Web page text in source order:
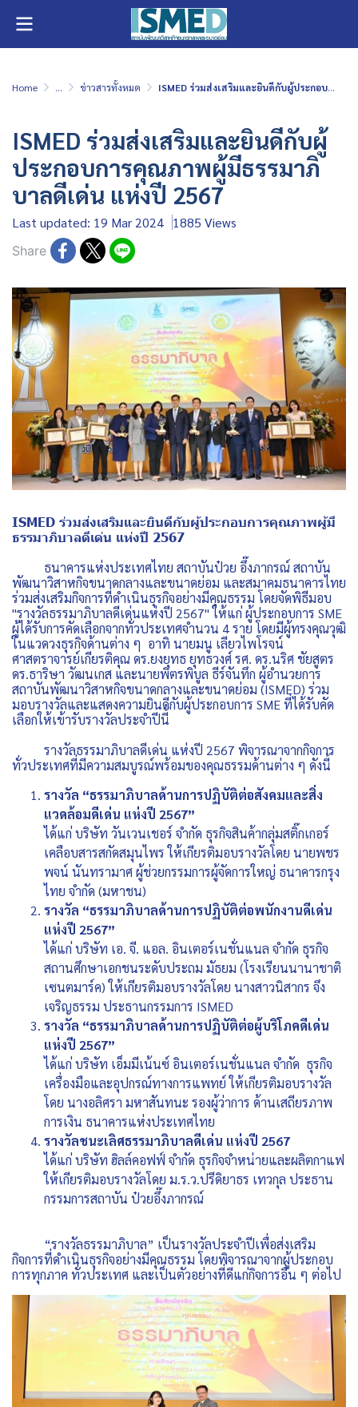
Home ... ข่าวสารทั้งหมด ISMED ร่วมส่งเสริมและยินดีกับผู้ประกอบการคุณภาพผู้มีธรรมาภิบาลดีเด่น แห่งปี 2567
ISMED ร่วมส่งเสริมและยินดีกับผู้
ประกอบการคุณภาพผู้มีธรรมาภิ
บาลดีเด่น แห่งปี 2567
Last updated: 19 Mar 2024 1885 Views
Share
ISMED ร่วมส่งเสริมและยินดีกับผู้ประกอบการคุณภาพผู้มี
ธรรมาภิบาลดีเด่น แห่งปี 2567
ธนาคารแห่งประเทศไทย สถาบันป๋วย อึ๊งภากรณ์ สถาบัน
พัฒนาวิสาหกิจขนาดกลางและขนาดย่อม และสมาคมธนาคารไทย
ร่วมส่งเสริมกิจการที่ดำเนินธุรกิจอย่างมีคุณธรรม โดยจัดพิธีมอบ
"รางวัลธรรมาภิบาลดีเด่นแห่งปี 2567" ให้แก่ ผู้ประกอบการ SME
ผู้ได้รับการคัดเลือกจากทั่วประเทศจำนวน 4 ราย โดยมีผู้ทรงคุณวุฒิ
ในแวดวงธุรกิจด้านต่าง ๆ อาทิ นายมนู เลียวไพโรจน์
ศาสตราจารย์เกียรติคุณ ดร.ยงยุทธ ยุทธวงศ์ รศ. ดร.นริศ ชัยสูตร
ดร.ธาริษา วัฒนเกส และนายพิตรพิบูล ธีร์จันทึก ผู้อำนวยการ
สถาบันพัฒนาวิสาหกิจขนาดกลางและขนาดย่อม (ISMED) ร่วม
มอบรางวัลและแสดงความยินดีกับผู้ประกอบการ SME ที่ได้รับคัด
เลือกให้เข้ารับรางวัลประจำปีนี้
รางวัลธรรมาภิบาลดีเด่น แห่งปี 2567 พิจารณาจากกิจการ
ทั่วประเทศที่มีความสมบูรณ์พร้อมของคุณธรรมด้านต่าง ๆ ดังนี้
รางวัล “ธรรมาภิบาลด้านการปฏิบัติต่อสังคมและสิ่ง
แวดล้อมดีเด่น แห่งปี 2567”
ได้แก่ บริษัท วันเวนเชอร์ จำกัด ธุรกิจสินค้ากลุ่มสติ๊กเกอร์
เคลือบสารสกัดสมุนไพร ให้เกียรติมอบรางวัลโดย นายพชร
พจน์ นันทรามาศ ผู้ช่วยกรรมการผู้จัดการใหญ่ ธนาคารกรุง
ไทย จำกัด (มหาชน)
รางวัล “ธรรมาภิบาลด้านการปฏิบัติต่อพนักงานดีเด่น
แห่งปี 2567”
ได้แก่ บริษัท เอ. จี. แอล. อินเตอร์เนชั่นแนล จำกัด ธุรกิจ
สถานศึกษาเอกชนระดับประถม มัธยม (โรงเรียนนานาชาติ
เซนตมาร์ค) ให้เกียรติมอบรางวัลโดย นางสาวนิสากร จึง
เจริญธรรม ประธานกรรมการ ISMED
รางวัล “ธรรมาภิบาลด้านการปฏิบัติต่อผู้บริโภคดีเด่น
แห่งปี 2567”
ได้แก่ บริษัท เอ็มมีเน้นซ์ อินเตอร์เนชั่นแนล จำกัด ธุรกิจ
เครื่องมือและอุปกรณ์ทางการแพทย์ ให้เกียรติมอบรางวัล
โดย นางอลิศรา มหาสันทนะ รองผู้ว่าการ ด้านเสถียรภาพ
การเงิน ธนาคารแห่งประเทศไทย
รางวัลชนะเลิศธรรมาภิบาลดีเด่น แห่งปี 2567
ได้แก่ บริษัท ฮิลล์คอฟฟ์ จำกัด ธุรกิจจำหน่ายและผลิตกาแฟ
ให้เกียรติมอบรางวัลโดย ม.ร.ว.ปรีดิยาธร เทวกุล ประธาน
กรรมการสถาบัน ป๋วยอึ๊งภากรณ์
“รางวัลธรรมาภิบาล” เป็นรางวัลประจำปีเพื่อส่งเสริม
กิจการที่ดำเนินธุรกิจอย่างมีคุณธรรม โดยพิจารณาจากผู้ประกอบ
การทุกภาค ทั่วประเทศ และเป็นตัวอย่างที่ดีแก่กิจการอื่น ๆ ต่อไป